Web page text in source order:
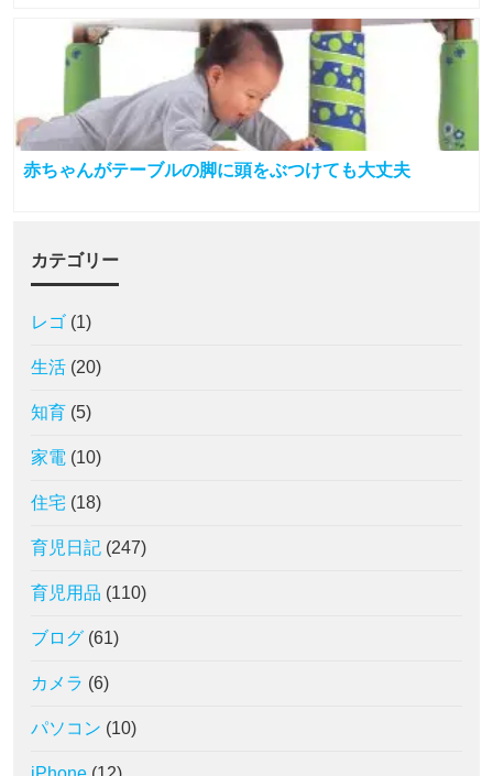
赤ちゃんがテーブルの脚に頭をぶつけても大丈夫
カテゴリー
レゴ (1)
生活 (20)
知育 (5)
家電 (10)
住宅 (18)
育児日記 (247)
育児用品 (110)
ブログ (61)
カメラ (6)
パソコン (10)